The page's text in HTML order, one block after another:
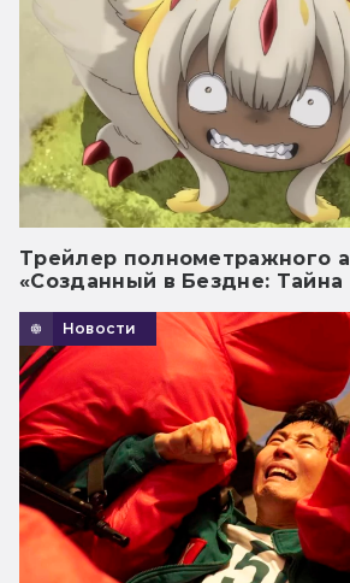
Трейлер полнометражного
«Созданный в Бездне:
Новости